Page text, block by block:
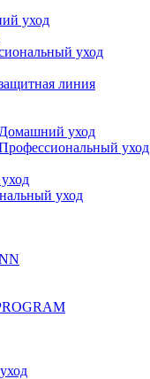
уход
уход
линия
уход
уход
уход